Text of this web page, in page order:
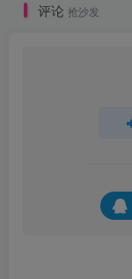
评论 抢沙发